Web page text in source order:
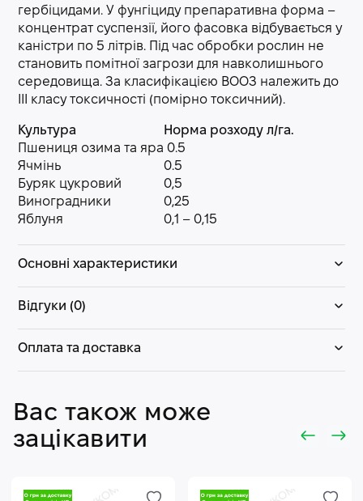
гербіцидами. У фунгіциду препаративна форма –
концентрат суспензії, його фасовка відбувається у
каністри по 5 літрів. Під час обробки рослин не
становить помітної загрози для навколишнього
середовища. За класифікацією ВООЗ належить до
III класу токсичності (помірно токсичний).
Культура
Норма розходу л/га.
Пшениця озима та яра 0.5
Ячмінь
0.5
Буряк цукровий
0,5
Виноградники
0,25
Яблуня
0,1 – 0,15
Основні характеристики
Відгуки (0)
Оплата та доставка
Вас також може
зацікавити